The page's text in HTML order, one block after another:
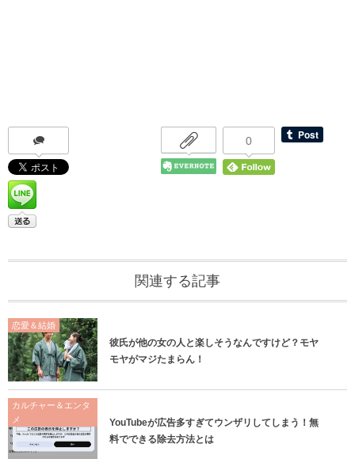
0
関連する記事
恋愛＆結婚
彼氏が他の女の人と楽しそうなんですけど？モヤ
モヤがマジたまらん！
カルチャー＆エンタ
メ
YouTubeが広告多すぎてウンザリしてしまう！無
料でできる除去方法とは